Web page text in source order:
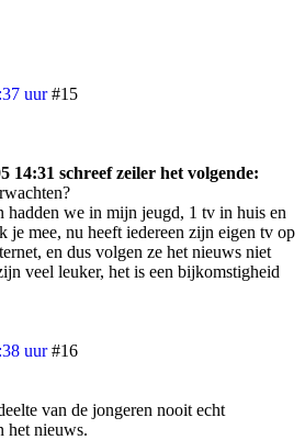
uur #15
14:31 schreef zeiler het volgende:
we in mijn jeugd, 1 tv in huis en
je mee, nu heeft iedereen zijn eigen tv op
en dus volgen ze het nieuws niet
veel leuker, het is een bijkomstigheid
uur #16
van de jongeren nooit echt
het nieuws.